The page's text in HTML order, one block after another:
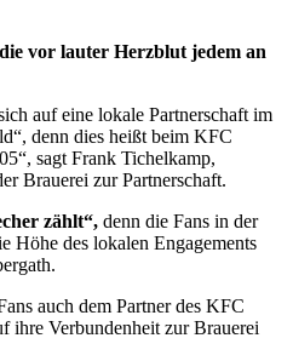
vor lauter Herzblut jedem an
auf eine lokale Partnerschaft im
denn dies heißt beim KFC
sagt Frank Tichelkamp,
Brauerei zur Partnerschaft.
zählt“, denn die Fans in der
Höhe des lokalen Engagements
auch dem Partner des KFC
ihre Verbundenheit zur Brauerei